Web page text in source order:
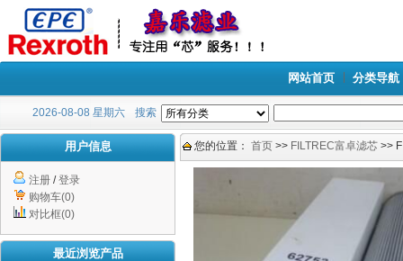
网站首页 分类导航
2026-08-08 星期六 搜索
用户信息
注册 /登录
购物车(0)
对比框(0)
最近浏览产品
您的位置： 首页 >> FILTREC富卓滤芯 >>